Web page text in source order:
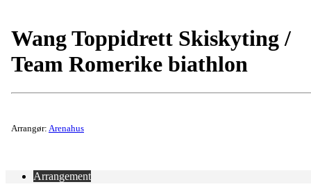
Wang Toppidrett Skiskyting /
Team Romerike biathlon
Arrangør: Arenahus
Arrangement